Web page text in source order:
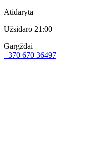
Atidaryta
Užsidaro 21:00
Gargždai
+370 670 36497